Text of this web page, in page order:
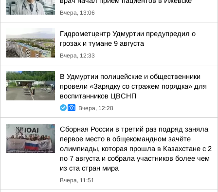
Вчера, 13:06
Гидрометцентр Удмуртии предупредил о
грозах и тумане 9 августа
Вчера, 12:33
В Удмуртии полицейские и общественники
провели «Зарядку со стражем порядка» для
воспитанников ЦВСНП
Вчера, 12:28
Сборная России в третий раз подряд заняла
первое место в общекомандном зачёте
олимпиады, которая прошла в Казахстане с 2
по 7 августа и собрала участников более чем
из ста стран мира
Вчера, 11:51